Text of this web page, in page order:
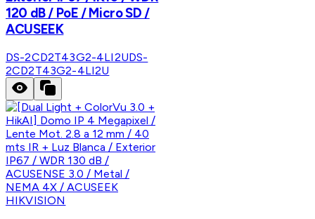
120 dB / PoE / Micro SD /
ACUSEEK
DS-2CD2T43G2-4LI2UDS-
2CD2T43G2-4LI2U
HIKVISION